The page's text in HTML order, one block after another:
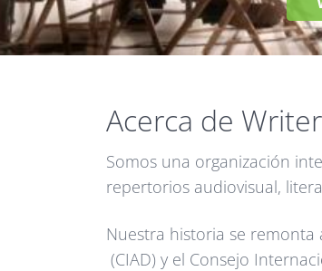
Acerca de
Somos una organización
repertorios audiovisual,
Nuestra historia se remonta
(CIAD) y el Consejo